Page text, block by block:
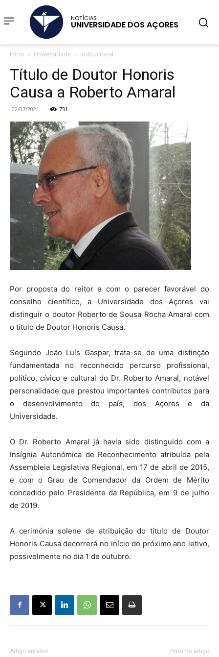
NOTÍCIAS
UNIVERSIDADE DOS AÇORES
Início Universidade Institucional
Título de Doutor Honoris
Causa a Roberto Amaral
02/07/2021 731
Por proposta do reitor e com o parecer favorável do
conselho científico, a Universidade dos Açores vai
distinguir o doutor Roberto de Sousa Rocha Amaral com
o título de Doutor Honoris Causa.
Segundo João Luís Gaspar, trata-se de uma distinção
fundamentada no reconhecido percurso profissional,
político, cívico e cultural do Dr. Roberto Amaral, notável
personalidade que prestou importantes contributos para
o desenvolvimento do país, dos Açores e da
Universidade.
O Dr. Roberto Amaral já havia sido distinguido com a
Insígnia Autonómica de Reconhecimento atribuída pela
Assembleia Legislativa Regional, em 17 de abril de 2015,
e com o Grau de Comendador da Ordem de Mérito
concedido pelo Presidente da República, em 9 de julho
de 2019.
A cerimónia solene de atribuição do título de Doutor
Honoris Causa decorrerá no início do próximo ano letivo,
possivelmente no dia 1 de outubro.
Artigo anterior Próximo artigo